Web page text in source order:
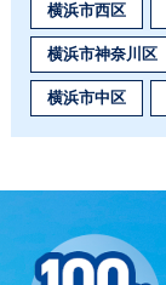
横浜市西区
横浜市神奈川区
横浜市中区